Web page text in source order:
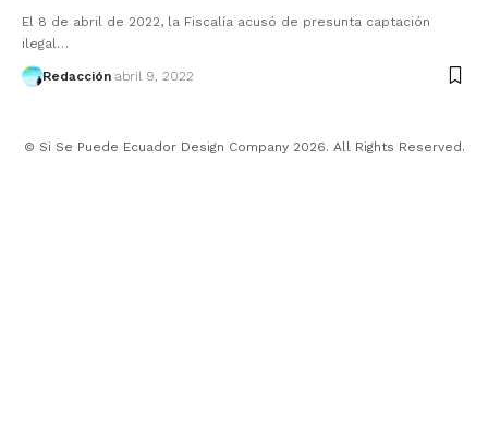
El 8 de abril de 2022, la Fiscalía acusó de presunta captación
ilegal…
Redacción abril 9, 2022
© Si Se Puede Ecuador Design Company 2026. All Rights Reserved.